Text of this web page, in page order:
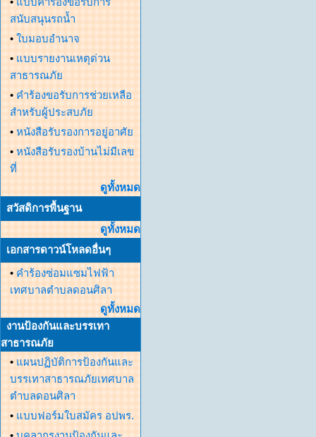
สนับสนุนรถน้ำ
• ใบมอบอำนาจ
• แบบรายงานเหตุด่วน
สาธารณภัย
• คำร้องขอรับการช่วยเหลือ
สำหรับผู้ประสบภัย
• หนังสือรับรองการอยู่อาศัย
• หนังสือรับรองบ้านไม่มีเลข
ที่
ดูทั้งหมด
สวัสดิการพื้นฐาน
ดูทั้งหมด
เอกสารดาวน์โหลดอื่นๆ
• คำร้องซ่อมแซมไฟฟ้า
เทศบาลตำบลดอนศิลา
ดูทั้งหมด
งานป้องกันและบรรเทา
สาธารณภัย
• แผนปฏิบัติการป้องกันและ
บรรเทาสาธารณภัยเทศบาล
ตำบลดอนศิลา
• แบบฟอร์มใบสมัคร อปพร.